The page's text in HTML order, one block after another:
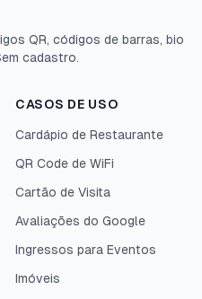
QR, códigos de barras, bio
cadastro.
CASOS DE USO
Cardápio de Restaurante
QR Code de WiFi
Cartão de Visita
Avaliações do Google
Ingressos para Eventos
Imóveis